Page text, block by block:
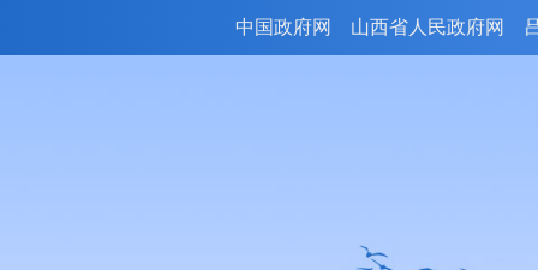
中国政府网 山西省人民政府网